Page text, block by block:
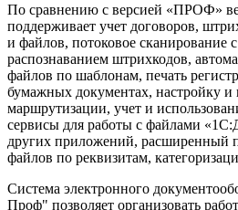
По сравнению с версией «ПРОФ»
поддерживает учет договоров,
и файлов, потоковое сканирование
распознаванием штрихкодов,
файлов по шаблонам, печать
бумажных документах, настройку и
маршрутизации, учет и
сервисы для работы с файлами
других приложений, расширенный
файлов по реквизитам,
Система электронного
Проф" позволяет организовать